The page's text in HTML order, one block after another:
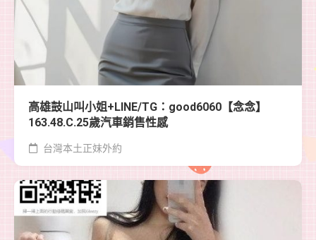
高雄鼓山叫小姐+LINE/TG：good6060【念念】
163.48.C.25歲汽車銷售性感
台灣本土正妹外約